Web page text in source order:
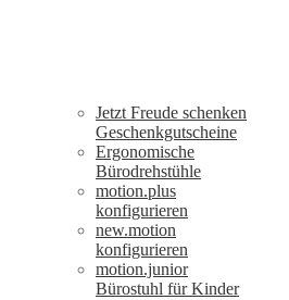
Jetzt Freude schenken
Geschenkgutscheine
Ergonomische
Bürodrehstühle
motion.plus
konfigurieren
new.motion
konfigurieren
motion.junior
Bürostuhl für Kinder